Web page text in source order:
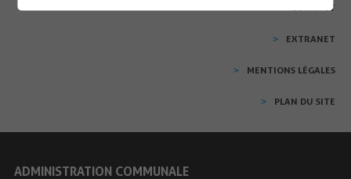
CONTACT
EXTRANET
MENTIONS LÉGALES
PLAN DU SITE
ADMINISTRATION COMMUNALE